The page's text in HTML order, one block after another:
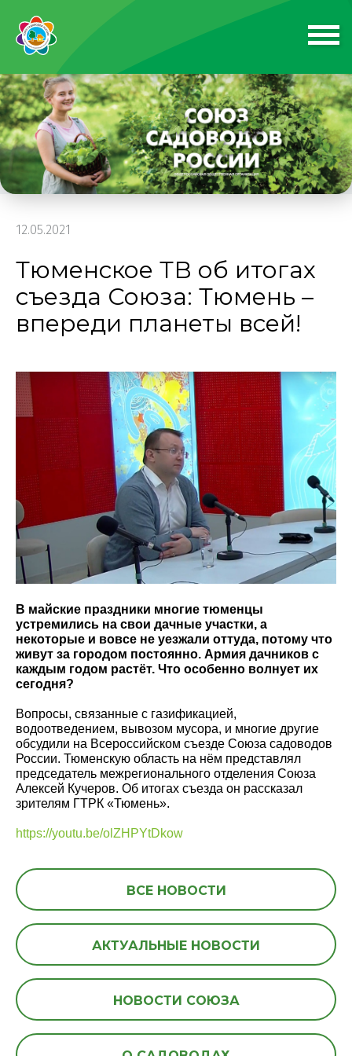
12.05.2021
Тюменское ТВ об итогах
съезда Союза: Тюмень –
впереди планеты всей!
В майские праздники многие тюменцы
устремились на свои дачные участки, а
некоторые и вовсе не уезжали оттуда, потому что
живут за городом постоянно. Армия дачников с
каждым годом растёт. Что особенно волнует их
сегодня?
Вопросы, связанные с газификацией,
водоотведением, вывозом мусора, и многие другие
обсудили на Всероссийском съезде Союза садоводов
России. Тюменскую область на нём представлял
председатель межрегионального отделения Союза
Алексей Кучеров. Об итогах съезда он рассказал
зрителям ГТРК «Тюмень».
https://youtu.be/olZHPYtDkow
ВСЕ НОВОСТИ
АКТУАЛЬНЫЕ НОВОСТИ
НОВОСТИ СОЮЗА